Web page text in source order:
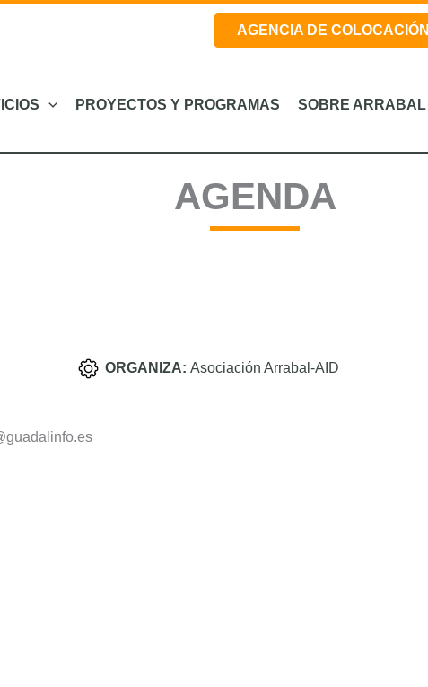
AGENCIA DE COLOCACIÓN
PROYECTOS Y PROGRAMAS SOBRE ARRABAL
AGENDA
ORGANIZA:Asociación Arrabal-AID